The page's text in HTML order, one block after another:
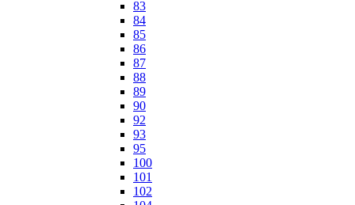
83
84
85
86
87
88
89
90
92
93
95
100
101
102